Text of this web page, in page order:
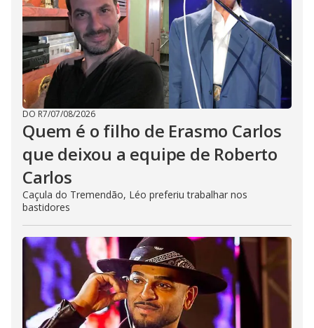
DO R7/07/08/2026
Quem é o filho de Erasmo Carlos
que deixou a equipe de Roberto
Carlos
Caçula do Tremendão, Léo preferiu trabalhar nos
bastidores